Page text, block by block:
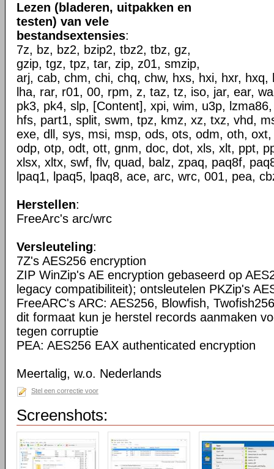
Lezen (bladeren, uitpakken en
testen) van vele
bestandsextensies:
7z, bz, bz2, bzip2, tbz2, tbz, gz,
gzip, tgz, tpz, tar, zip, z01, smzip,
arj, cab, chm, chi, chq, chw, hxs, hxi, hxr, hxq,
lha, rar, r01, 00, rpm, z, taz, tz, iso, jar, ear,
pk3, pk4, slp, [Content], xpi, wim, u3p,
hfs, part1, split, swm, tpz, kmz, xz, txz, vhd,
exe, dll, sys, msi, msp, ods, ots, odm, oth,
odp, otp, odt, ott, gnm, doc, dot, xls, xlt, ppt,
xlsx, xltx, swf, flv, quad, balz, zpaq, paq8f,
lpaq1, lpaq5, lpaq8, ace, arc, wrc, 001, pea,
Herstellen:
FreeArc's arc/wrc
Versleuteling:
7Z's AES256 encryption
ZIP WinZip's AE encryption gebaseerd op
legacy compatibiliteit); ontsleutelen PKZip's
FreeARC's ARC: AES256, Blowfish,
dit formaat kun je herstel records aanmaken
tegen corruptie
PEA: AES256 EAX authenticated encryption
Meertalig, w.o. Nederlands
Stel een correctie voor
Screenshots: